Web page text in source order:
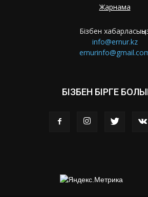
Жарнама
Бізбен
info@ernur.kz
БІЗБЕН БІРГЕ